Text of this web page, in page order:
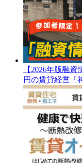
【2026年版融
円の賃貸経営「